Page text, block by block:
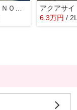
ＳＴＡＲＲＹ ＮＯＯＮ Ⅰ
アクアサ
6.3万円 /